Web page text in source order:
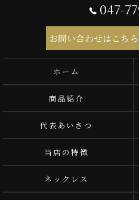
047-
お問い合わせはこちら
ホーム
商品紹介
代表あいさつ
当店の特徴
ネックレス